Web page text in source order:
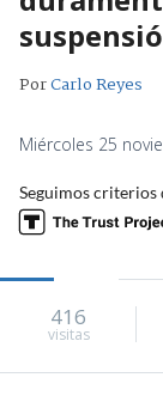
PorCarlo Reyes
Miércoles 25
Seguimos criterios
416
visitas